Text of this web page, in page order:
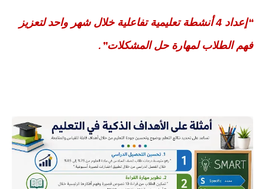
“
إعداد 4 أنشطة تعليمية تفاعلية خلال شهر واحد لتعزيز
فهم الطلاب لمهارة حل المشكلات.”